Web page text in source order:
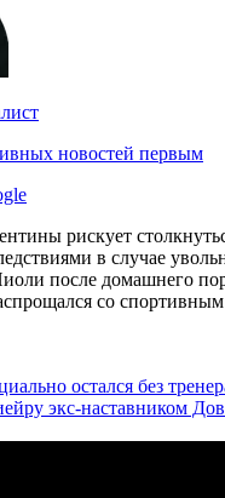
новостей первым
рискует
в случае
после домашнего
со
остался без
экс-наставником